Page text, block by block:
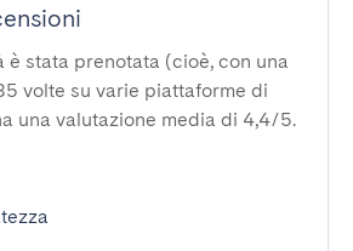
è stata prenotata (cioè, con una
volte su varie piattaforme di
una valutazione media di 4,4/5.